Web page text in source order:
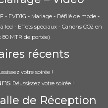
- EVDJG - Mariage - Défilé de mode -
- Effets spéciaux - Canons CO2 en
MTR de portée)
récents
votre soirée !
Réussissez votre soirée !
de Réception